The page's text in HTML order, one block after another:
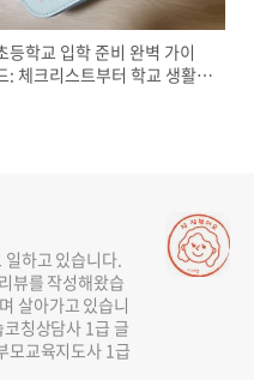
등학교 입학 준비 완벽 가이
: 체크리스트부터 학교 생활
하고 있습니다.
뷰를 작성해왔습
살아가고 있습니
칭상담사 1급 글
모교육지도사 1급